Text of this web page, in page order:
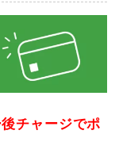
チャージでポ